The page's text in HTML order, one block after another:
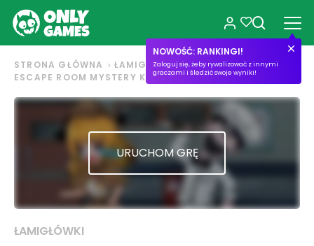
NOWOŚĆ: RANKINGI!
Zaloguj się, żeby rywalizować z innymi
graczami i śledzić swoje wyniki!
STRONA GŁÓWNA
ŁAMIGŁÓWKI
ESCAPE ROOM MYSTERY KEY
URUCHOM GRĘ
ŁAMIGŁÓWKI